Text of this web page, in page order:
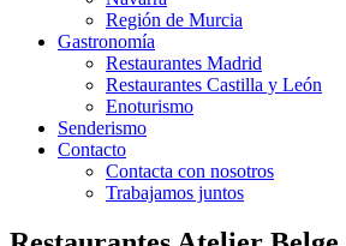
Región de Murcia
Gastronomía
Restaurantes Madrid
Restaurantes Castilla y León
Enoturismo
Senderismo
Contacto
Contacta con nosotros
Trabajamos juntos